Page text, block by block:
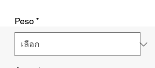
Peso *